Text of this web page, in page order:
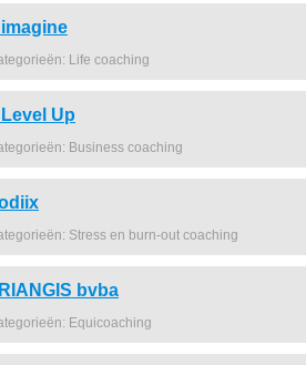
Life coaching
Up
Business coaching
Stress en burn-out coaching
bvba
Equicoaching